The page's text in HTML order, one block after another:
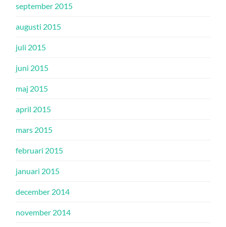
september 2015
augusti 2015
juli 2015
juni 2015
maj 2015
april 2015
mars 2015
februari 2015
januari 2015
december 2014
november 2014